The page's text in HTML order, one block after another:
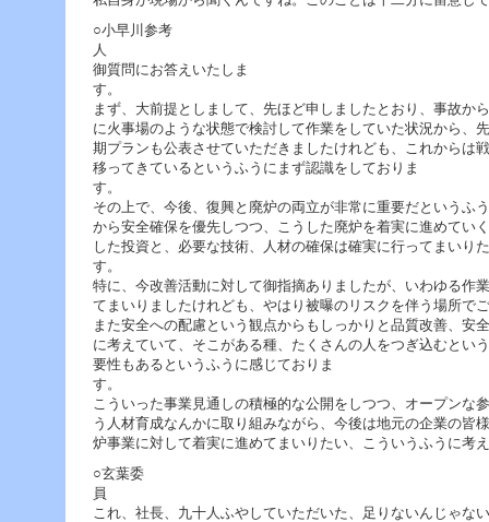
○小早川参考
御質問にお答えいたしま
まず、大前提としまして、先ほど申しましたとおり、事故か
に火事場のような状態で検討して作業をしていた状況から、
期プランも公表させていただきましたけれども、これからは
移ってきているというふうにまず認識をしておりま
その上で、今後、復興と廃炉の両立が非常に重要だというふ
から安全確保を優先しつつ、こうした廃炉を着実に進めてい
した投資と、必要な技術、人材の確保は確実に行ってまいり
特に、今改善活動に対して御指摘ありましたが、いわゆる作
てまいりましたけれども、やはり被曝のリスクを伴う場所で
また安全への配慮という観点からもしっかりと品質改善、安
に考えていて、そこがある種、たくさんの人をつぎ込むとい
要性もあるというふうに感じておりま
こういった事業見通しの積極的な公開をしつつ、オープンな
う人材育成なんかに取り組みながら、今後は地元の企業の皆
炉事業に対して着実に進めてまいりたい、こういうふうに考
○玄葉委
これ、社長、九十人ふやしていただいた、足りないんじゃな